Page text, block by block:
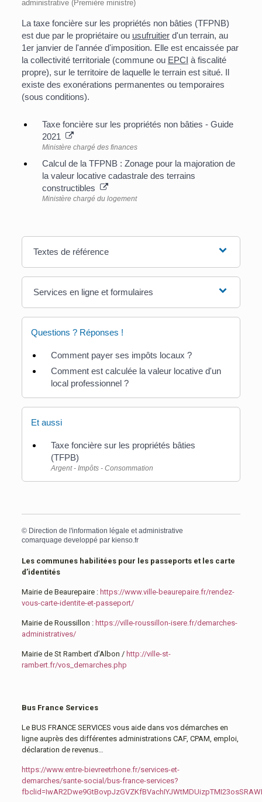
administrative (Première ministre)
La taxe foncière sur les propriétés non bâties (TFPNB)
est due par le propriétaire ou usufruitierd'un terrain, au
1erjanvier de l'année d'imposition. Elle est encaissée par
la collectivité territoriale (commune ou EPCI à fiscalité
propre), sur le territoire de laquelle le terrain est situé. Il
existe des exonérations permanentes ou temporaires
(sous conditions).
Taxe foncière sur les propriétés non bâties - Guide
2021
Ministère chargé des finances
Calcul de la TFPNB : Zonage pour la majoration de
la valeur locative cadastrale des terrains
constructibles
Ministère chargé du logement
Textes de référence
Services en ligne et formulaires
Questions ? Réponses !
Comment payer ses impôts locaux ?
Comment est calculée la valeur locative d'un
local professionnel ?
Et aussi
Taxe foncière sur les propriétés bâties
(TFPB)
Argent - Impôts - Consommation
© Direction de l'information légale et administrative
comarquage developpé par kienso.fr
Les communes habilitées pour les passeports et les carte
d’identités
Mairie de Beaurepaire : https://www.ville-beaurepaire.fr/rendez-
vous-carte-identite-et-passeport/
Mairie de Roussillon : https://ville-roussillon-isere.fr/demarches-
administratives/
Mairie de St Rambert d’Albon / http://ville-st-
rambert.fr/vos_demarches.php
Bus France Services
Le BUS FRANCE SERVICES vous aide dans vos démarches en
ligne auprès des différentes administrations CAF, CPAM, emploi,
déclaration de revenus…
https://www.entre-bievreetrhone.fr/services-et-
demarches/sante-social/bus-france-services?